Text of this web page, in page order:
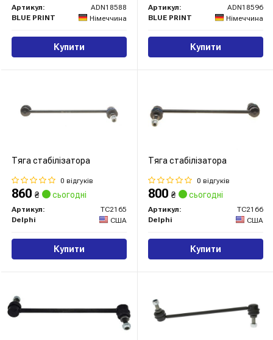
Артикул:
ADN18588
BLUE PRINT
Німеччина
Купити
Артикул:
ADN18596
BLUE PRINT
Німеччина
Купити
Тяга стабілізатора
0 відгуків
860 ₴ сьогодні
Артикул:
TC2165
Delphi
США
Купити
Тяга стабілізатора
0 відгуків
800 ₴ сьогодні
Артикул:
TC2166
Delphi
США
Купити